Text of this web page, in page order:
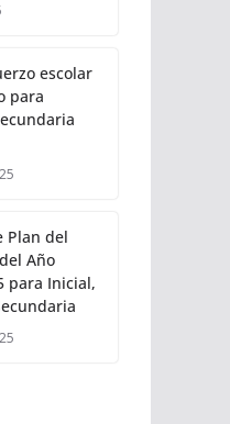
escolar
para
Plan del
Año
para Inicial,